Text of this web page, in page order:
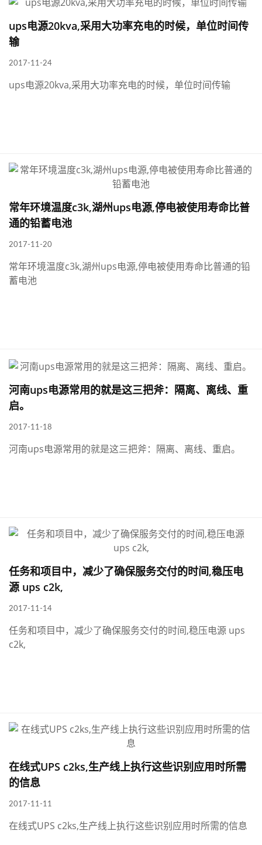
ups电源20kva,采用大功率充电的时候，单位时间传
输
2017-11-24
ups电源20kva,采用大功率充电的时候，单位时间传输
常年环境温度c3k,湖州ups电源,停电被使用寿命比普
通的铅蓄电池
2017-11-20
常年环境温度c3k,湖州ups电源,停电被使用寿命比普通的铅
蓄电池
河南ups电源常用的就是这三把斧：隔离、离线、重
启。
2017-11-18
河南ups电源常用的就是这三把斧：隔离、离线、重启。
任务和项目中，减少了确保服务交付的时间,稳压电
源 ups c2k,
2017-11-14
任务和项目中，减少了确保服务交付的时间,稳压电源 ups
c2k,
在线式UPS c2ks,生产线上执行这些识别应用时所需
的信息
2017-11-11
在线式UPS c2ks,生产线上执行这些识别应用时所需的信息